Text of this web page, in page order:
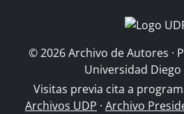
© 2026 Archivo de Autores ·
Universidad
Visitas previa cita a
Archivos UDP · Archivo